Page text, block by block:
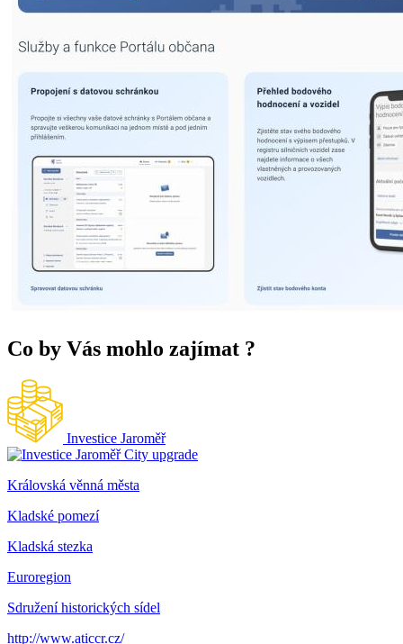
Co by Vás mohlo zajímat ?
Investice Jaroměř
City upgrade
Královská věnná města
Kladské pomezí
Kladská stezka
Euroregion
Sdružení historických sídel
http://www.aticcr.cz/